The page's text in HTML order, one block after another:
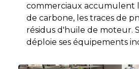
commerciaux accumulent
de carbone, les traces de
résidus d'huile de moteur.
déploie ses équipements